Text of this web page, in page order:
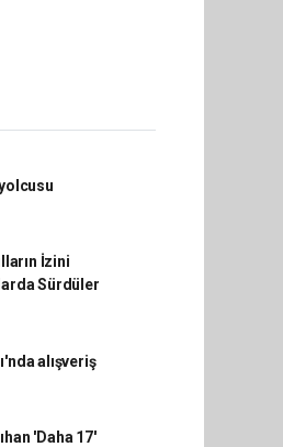
İzini
Sürdüler
alışveriş
'Daha 17'